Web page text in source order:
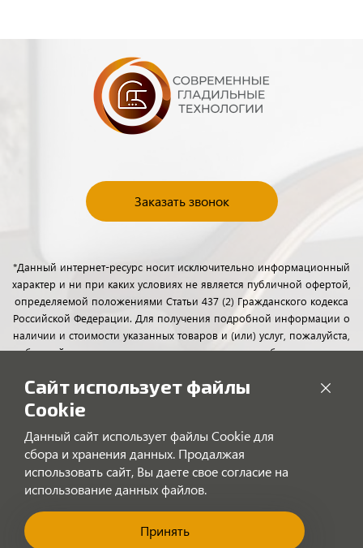
Заказать звонок
*Данный интернет-ресурс носит исключительно информационный
характер и ни при каких условиях не является публичной офертой,
определяемой положениями Статьи 437 (2) Гражданского кодекса
Российской Федерации. Для получения подробной информации о
наличии и стоимости указанных товаров и (или) услуг, пожалуйста,
обращайтесь к менеджерам отдела клиентского обслуживания с
"Позвоните нам!"
Сайт использует файлы
Cookie
Данный сайт использует файлы Cookie для
сбора и хранения данных. Продалжая
использовать сайт, Вы даете свое согласие на
использование данных файлов.
Принять